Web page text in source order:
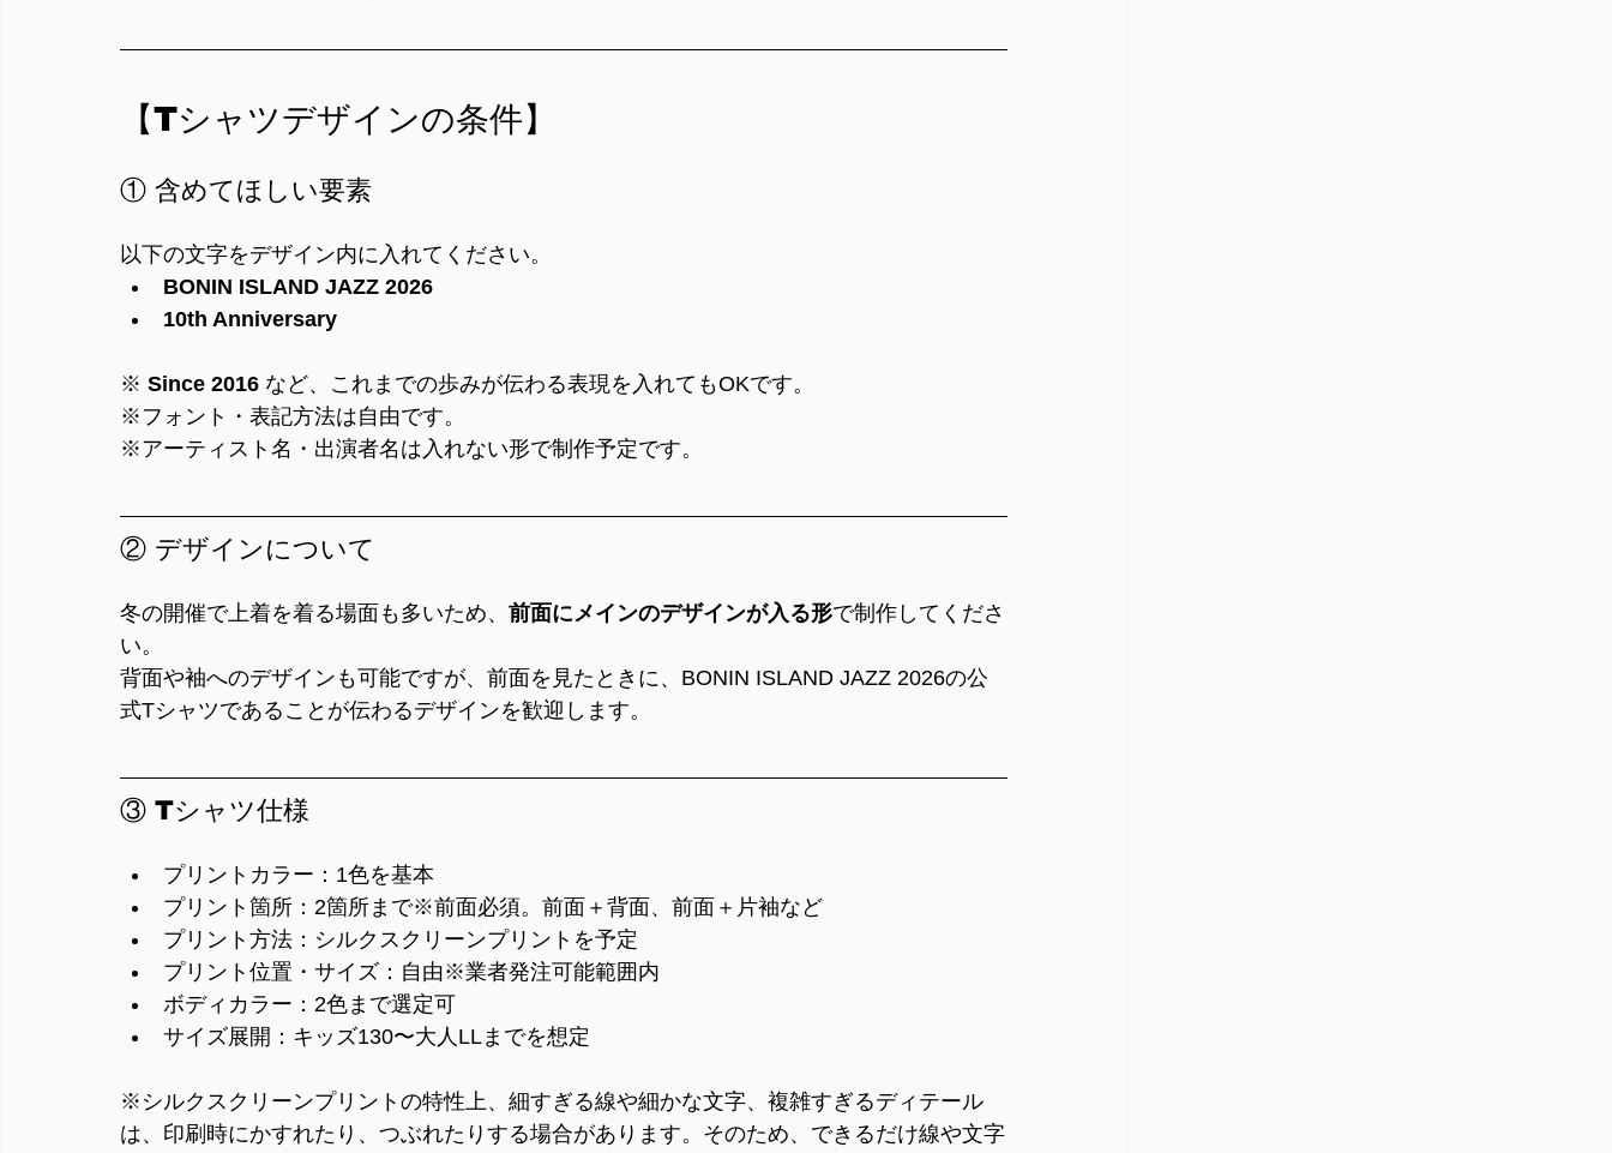
【Tシャツデザインの条件】
① 含めてほしい要素
以下の文字をデザイン内に入れてください。
BONIN ISLAND JAZZ 2026
10th Anniversary
※ Since 2016 など、これまでの歩みが伝わる表現を入れてもOKです。
※フォント・表記方法は自由です。
※アーティスト名・出演者名は入れない形で制作予定です。
② デザインについて
冬の開催で上着を着る場面も多いため、 前面にメインのデザインが入る形で制作してくださ
い。
背面や袖へのデザインも可能ですが、前面を見たときに、BONIN ISLAND JAZZ 2026の公
式Tシャツであることが伝わるデザインを歓迎します。
③ Tシャツ仕様
プリントカラー：1色を基本
プリント箇所：2箇所まで※前面必須。前面＋背面、前面＋片袖など
プリント方法：シルクスクリーンプリントを予定
プリント位置・サイズ：自由※業者発注可能範囲内
ボディカラー：2色まで選定可
サイズ展開：キッズ130〜大人LLまでを想定
※シルクスクリーンプリントの特性上、細すぎる線や細かな文字、複雑すぎるディテール
は、印刷時にかすれたり、つぶれたりする場合があります。そのため、できるだけ線や文字